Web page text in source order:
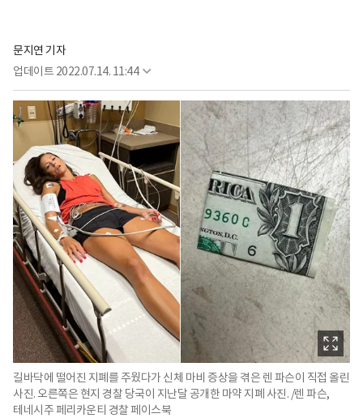
문지연 기자
업데이트 2022.07.14. 11:44
길바닥에 떨어진 지폐를 주웠다가 신체 마비 증상을 겪은 렌 파슨이 직접 올린
사진. 오른쪽은 현지 경찰 당국이 지난달 공개한 마약 지폐 사진. /렌 파슨,
테네시주 페리카운티 경찰 페이스북